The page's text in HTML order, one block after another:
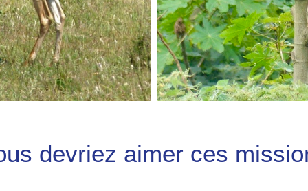
devriez aimer ces